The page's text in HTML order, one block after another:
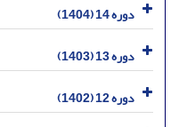
دوره 14 (1404)
دوره 13 (1403)
دوره 12 (1402)